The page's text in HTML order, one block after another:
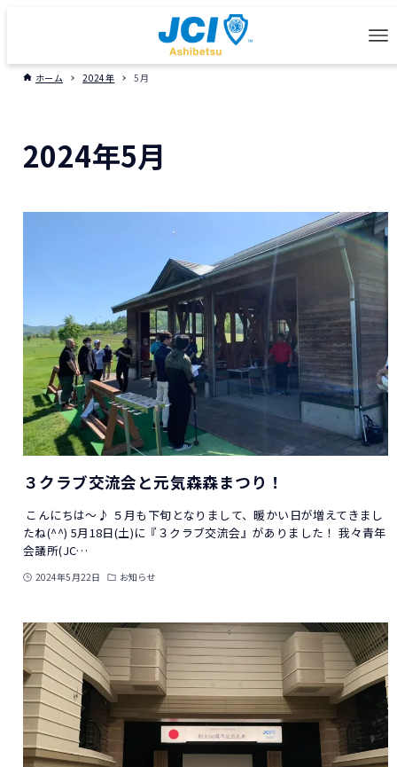
ホーム 2024年 5月
2024年5月
３クラブ交流会と元気森森まつり！
こんにちは～♪ ５月も下旬となりまして、暖かい日が増えてきまし
たね(^^) 5月18日(土)に『３クラブ交流会』がありました！ 我々青年
会議所(JC…
2024年5月22日 お知らせ